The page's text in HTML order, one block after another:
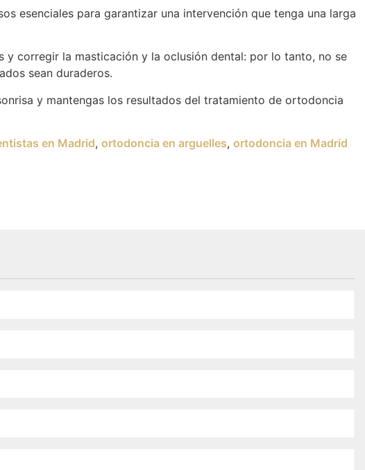
esenciales para garantizar una intervención que tenga una larga
corregir la masticación y la oclusión dental: por lo tanto, no se
sean duraderos.
y mantengas los resultados del tratamiento de ortodoncia
en Madrid, ortodoncia en arguelles, ortodoncia en Madrid